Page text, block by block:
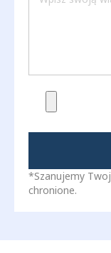
*Szanujemy
chronione.